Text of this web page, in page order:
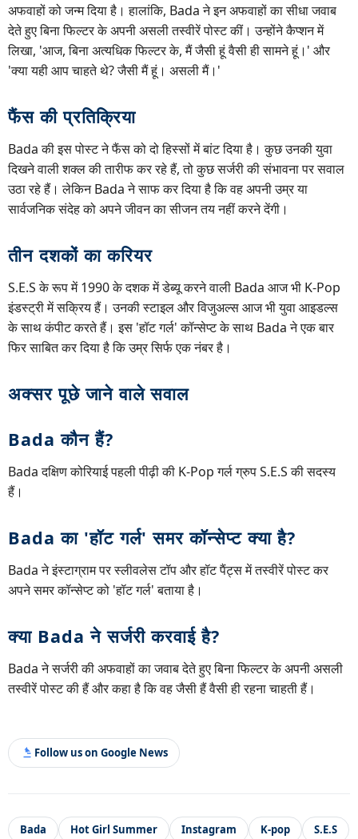
अफवाहों को जन्म दिया है। हालांकि, Bada ने इन अफवाहों का सीधा जवाब
देते हुए बिना फिल्टर के अपनी असली तस्वीरें पोस्ट कीं। उन्होंने कैप्शन में
लिखा, 'आज, बिना अत्यधिक फिल्टर के, मैं जैसी हूं वैसी ही सामने हूं।' और
'क्या यही आप चाहते थे? जैसी मैं हूं। असली मैं।'
फैंस की प्रतिक्रिया
Bada की इस पोस्ट ने फैंस को दो हिस्सों में बांट दिया है। कुछ उनकी युवा
दिखने वाली शक्ल की तारीफ कर रहे हैं, तो कुछ सर्जरी की संभावना पर सवाल
उठा रहे हैं। लेकिन Bada ने साफ कर दिया है कि वह अपनी उम्र या
सार्वजनिक संदेह को अपने जीवन का सीजन तय नहीं करने देंगी।
तीन दशकों का करियर
S.E.S के रूप में 1990 के दशक में डेब्यू करने वाली Bada आज भी K-Pop
इंडस्ट्री में सक्रिय हैं। उनकी स्टाइल और विजुअल्स आज भी युवा आइडल्स
के साथ कंपीट करते हैं। इस 'हॉट गर्ल' कॉन्सेप्ट के साथ Bada ने एक बार
फिर साबित कर दिया है कि उम्र सिर्फ एक नंबर है।
अक्सर पूछे जाने वाले सवाल
Bada कौन हैं?
Bada दक्षिण कोरियाई पहली पीढ़ी की K-Pop गर्ल ग्रुप S.E.S की सदस्य
हैं।
Bada का 'हॉट गर्ल' समर कॉन्सेप्ट क्या है?
Bada ने इंस्टाग्राम पर स्लीवलेस टॉप और हॉट पैंट्स में तस्वीरें पोस्ट कर
अपने समर कॉन्सेप्ट को 'हॉट गर्ल' बताया है।
क्या Bada ने सर्जरी करवाई है?
Bada ने सर्जरी की अफवाहों का जवाब देते हुए बिना फिल्टर के अपनी असली
तस्वीरें पोस्ट की हैं और कहा है कि वह जैसी हैं वैसी ही रहना चाहती हैं।
Follow us on Google News
Bada Hot Girl Summer Instagram K-pop S.E.S